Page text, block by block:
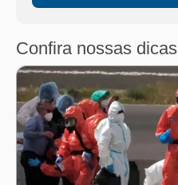
Confira nossas dicas